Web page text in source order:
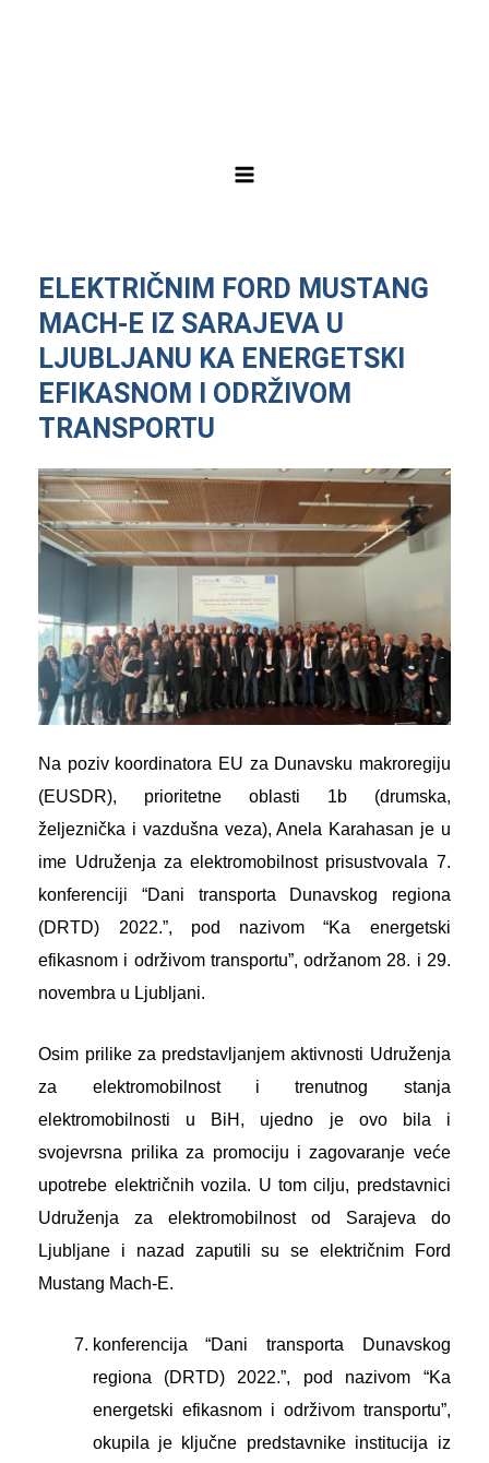
ELEKTRIČNIM FORD MUSTANG
MACH-E IZ SARAJEVA U
LJUBLJANU KA ENERGETSKI
EFIKASNOM I ODRŽIVOM
TRANSPORTU
Na poziv koordinatora EU za Dunavsku makroregiju
(EUSDR), prioritetne oblasti 1b (drumska,
željeznička i vazdušna veza), Anela Karahasan je u
ime Udruženja za elektromobilnost prisustvovala 7.
konferenciji “Dani transporta Dunavskog regiona
(DRTD) 2022.”, pod nazivom “Ka energetski
efikasnom i održivom transportu”, održanom 28. i 29.
novembra u Ljubljani.
Osim prilike za predstavljanjem aktivnosti Udruženja
za elektromobilnost i trenutnog stanja
elektromobilnosti u BiH, ujedno je ovo bila i
svojevrsna prilika za promociju i zagovaranje veće
upotrebe električnih vozila. U tom cilju, predstavnici
Udruženja za elektromobilnost od Sarajeva do
Ljubljane i nazad zaputili su se električnim Ford
Mustang Mach-E.
konferencija “Dani transporta Dunavskog
regiona (DRTD) 2022.”, pod nazivom “Ka
energetski efikasnom i održivom transportu”,
okupila je ključne predstavnike institucija iz